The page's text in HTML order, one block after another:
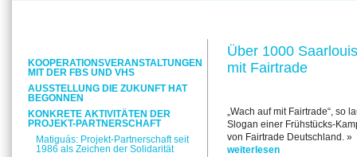
Über 1000
mit Fairtrade
„Wach auf mit Fairtrade“, so
Slogan einer Frühstücks-
von Fairtrade Deutschland. »
weiterlesen
KOOPERATIONSVERANSTALTUNGEN
MIT DER FBS UND VHS
AUSSTELLUNG DIE ZUKUNFT HAT
BEGONNEN
KONKRETE AKTIVITÄTEN DER
PROJEKT-PARTNERSCHAFT
Matiguás: Projekt-Partnerschaft seit
1986 als Zeichen der Solidarität